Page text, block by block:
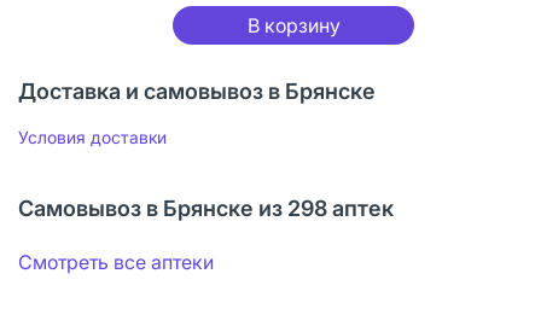
В корзину
Доставка и самовывоз в Брянске
Условия доставки
Самовывоз в Брянске из 298 аптек
Смотреть все аптеки